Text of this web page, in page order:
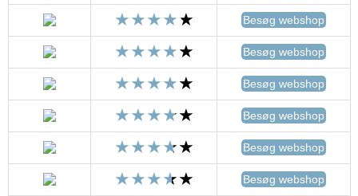
Besøg webshop
Besøg webshop
Besøg webshop
Besøg webshop
Besøg webshop
Besøg webshop